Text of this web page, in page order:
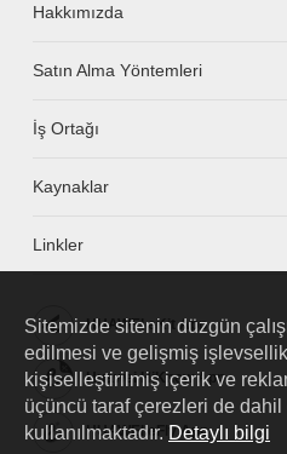
Hakkımızda
Satın Alma Yöntemleri
İş Ortağı
Kaynaklar
Linkler
HUAWEI eKit App
Huawei HiKnow App
HUAWEI eFly App
Sitemizde sitenin düzgün
edilmesi ve gelişmiş
kişiselleştirilmiş içerik ve
üçüncü taraf çerezleri de
kullanılmaktadır. Detaylı bilgi